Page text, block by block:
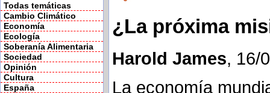
Todas temáticas
Cambio Climático
Economía
Ecología
Soberanía Alimentaria
Sociedad
Opinión
Cultura
España
¿La próxima
Harold James, 16/
La economía